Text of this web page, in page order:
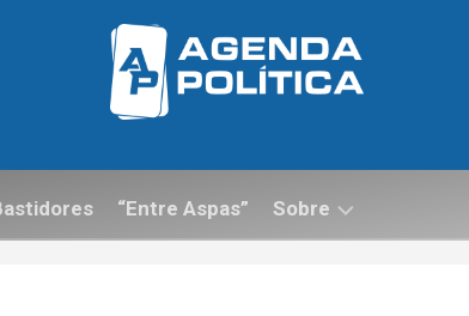
“Entre Aspas” Sobre